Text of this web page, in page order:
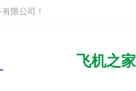
限公司！
飞机之